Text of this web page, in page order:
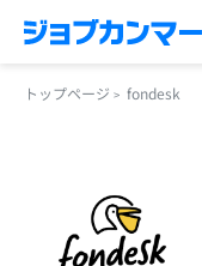
トップページ fondesk